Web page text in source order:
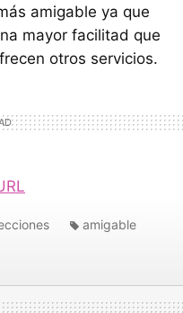
amigable ya que
mayor facilitad que
otros servicios.
amigable